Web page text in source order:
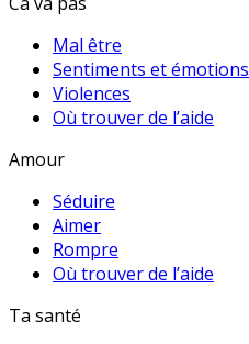
Mal être
Sentiments et émotions
Violences
Où trouver de l’aide
Amour
Séduire
Aimer
Rompre
Où trouver de l’aide
Ta santé